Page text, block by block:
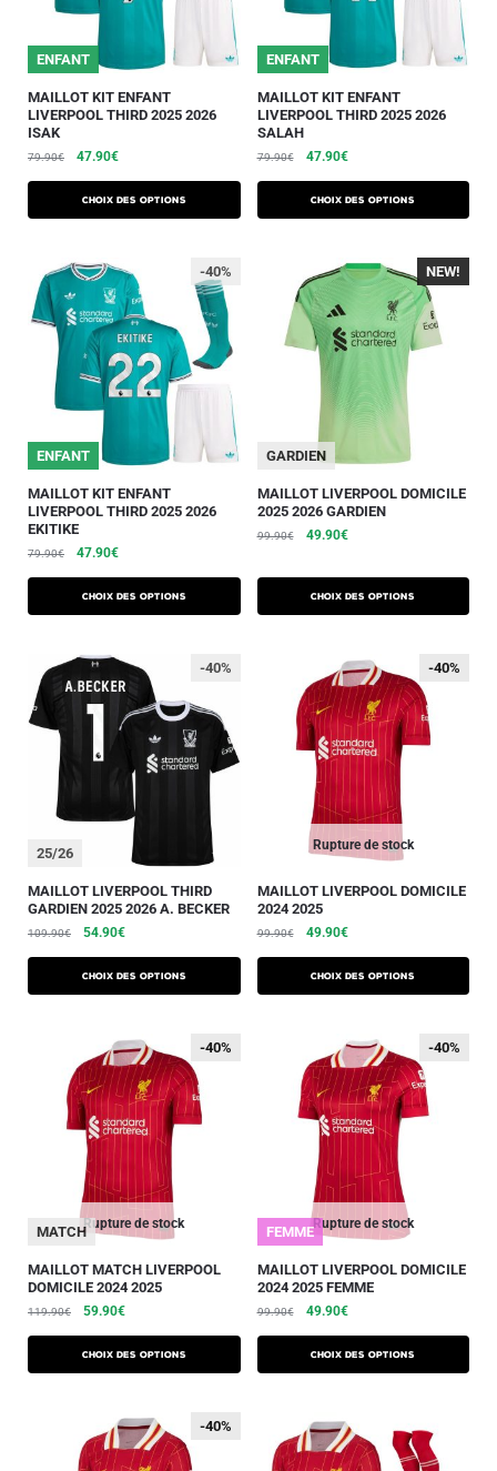
ENFANT
MAILLOT KIT ENFANT
LIVERPOOL THIRD 2025 2026
ISAK
79.90€ 47.90€
Choix des options
ENFANT
MAILLOT KIT ENFANT
LIVERPOOL THIRD 2025 2026
SALAH
79.90€ 47.90€
Choix des options
ENFANT
-40%
MAILLOT KIT ENFANT
LIVERPOOL THIRD 2025 2026
EKITIKE
79.90€ 47.90€
Choix des options
-40%
NEW!
GARDIEN
MAILLOT LIVERPOOL DOMICILE
2025 2026 GARDIEN
99.90€ 49.90€
Choix des options
25/26
-40%
MAILLOT LIVERPOOL THIRD
GARDIEN 2025 2026 A. BECKER
109.90€ 54.90€
Choix des options
Rupture de stock
-40%
-40%
MAILLOT LIVERPOOL DOMICILE
2024 2025
99.90€ 49.90€
Choix des options
Rupture de stock
-40%
-40%
MATCH
MAILLOT MATCH LIVERPOOL
DOMICILE 2024 2025
119.90€ 59.90€
Choix des options
Rupture de stock
-40%
FEMME
-40%
MAILLOT LIVERPOOL DOMICILE
2024 2025 FEMME
99.90€ 49.90€
Choix des options
-40%
-40%